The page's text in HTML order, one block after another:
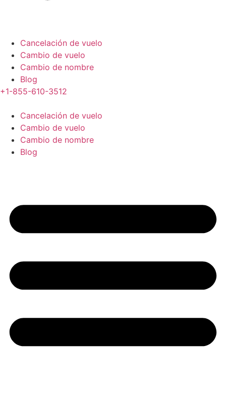
Cancelación de vuelo
Cambio de vuelo
Cambio de nombre
Blog
+1-855-610-3512
Cancelación de vuelo
Cambio de vuelo
Cambio de nombre
Blog